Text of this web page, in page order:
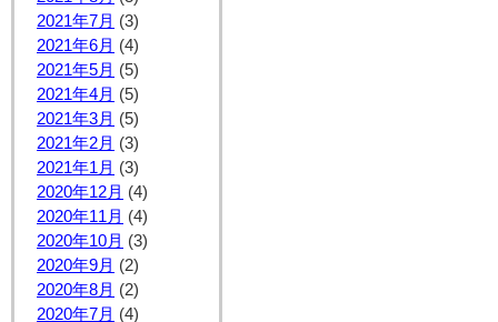
2021年7月 (3)
2021年6月 (4)
2021年5月 (5)
2021年4月 (5)
2021年3月 (5)
2021年2月 (3)
2021年1月 (3)
2020年12月 (4)
2020年11月 (4)
2020年10月 (3)
2020年9月 (2)
2020年8月 (2)
2020年7月 (4)